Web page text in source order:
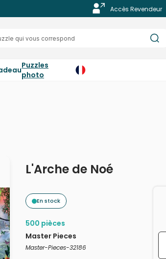
Accès Revendeur
Puzzles
photo
L'Arche de Noé
En stock
500 pièces
Master Pieces
Master-Pieces-32186